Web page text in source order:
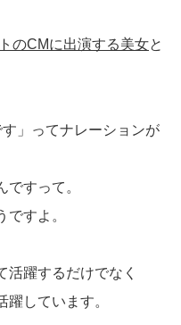
のCMに出演する美女と
」ってナレーションが
すって。
すよ。
活躍するだけでなく
しています。